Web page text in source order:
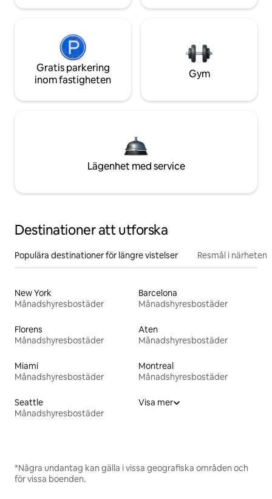
Gratis parkering
inom fastigheten
Gym
Lägenhet med service
Destinationer att utforska
Populära destinationer för längre vistelser Resmål i närheten
New York
Månadshyresbostäder
Barcelona
Månadshyresbostäder
Florens
Månadshyresbostäder
Aten
Månadshyresbostäder
Miami
Månadshyresbostäder
Montreal
Månadshyresbostäder
Seattle
Månadshyresbostäder
Visa mer
*Några undantag kan gälla i vissa geografiska områden och
för vissa boenden.